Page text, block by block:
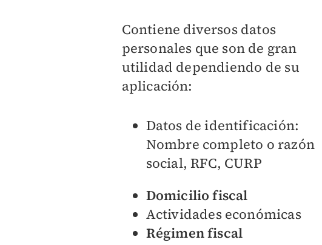
Contiene diversos datos
personales que son de gran
utilidad dependiendo de su
aplicación:
Datos de identificación:
Nombre completo o razón
social, RFC, CURP
Domicilio fiscal
Actividades económicas
Régimen fiscal